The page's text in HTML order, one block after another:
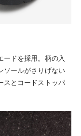
ードを採用。柄の入
ソールがさりげない
スとコードストッパ